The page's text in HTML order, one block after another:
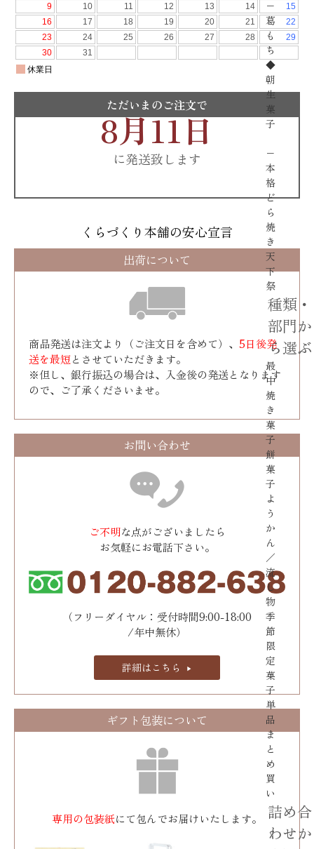
−
葛
も
ち
◆
朝
生
菓
子
−
本
格
ど
ら
焼
き
天
下
祭
種類・
部門か
ら選ぶ
最
中
焼
き
菓
子
餅
菓
子
よ
う
か
ん
／
流
し
物
季
節
限
定
菓
子
単
品
ま
と
め
買
い
詰め合
わせか
ただいまのご注文で
8月11日
に発送致します
くらづくり本舗の安心宣言
出荷について
商品発送は注文より（ご注文日を含めて）、 5日後発
送を最短とさせていただきます。
※但し、銀行振込の場合は、入金後の発送となります
ので、ご了承くださいませ。
お問い合わせ
ご不明な点がございましたら
お気軽にお電話下さい。
（フリーダイヤル：受付時間9:00-18:00
/年中無休）
詳細はこちら
ギフト包装について
専用の包装紙にて包んでお届けいたします。